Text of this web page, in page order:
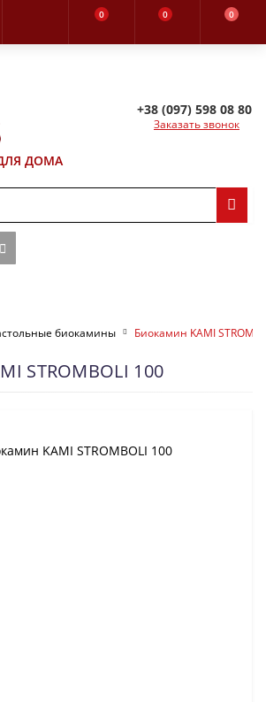
0 0 0
ДОМА
+38 (097) 598 08 80
Заказать звонок
биокамины Биокамин KAMI
STROMBOLI 100